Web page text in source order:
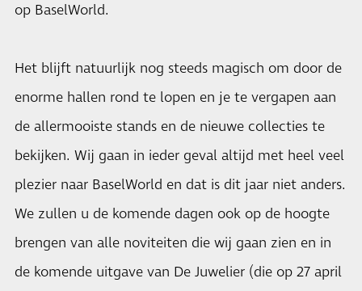
op BaselWorld.
Het blijft natuurlijk nog steeds magisch om door de
enorme hallen rond te lopen en je te vergapen aan
de allermooiste stands en de nieuwe collecties te
bekijken. Wij gaan in ieder geval altijd met heel veel
plezier naar BaselWorld en dat is dit jaar niet anders.
We zullen u de komende dagen ook op de hoogte
brengen van alle noviteiten die wij gaan zien en in
de komende uitgave van De Juwelier (die op 27 april